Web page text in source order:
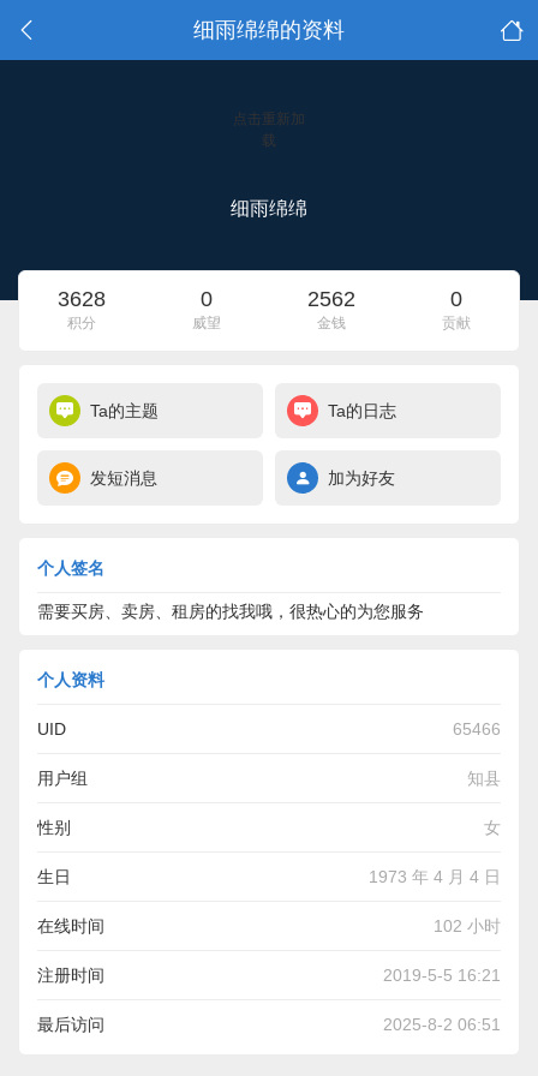
细雨绵绵的资料
点击重新加
载
细雨绵绵
3628
积分
0
威望
2562
金钱
0
贡献
Ta的主题 Ta的日志
发短消息 加为好友
个人签名
需要买房、卖房、租房的找我哦，很热心的为您服务
个人资料
UID 65466
用户组 知县
性别 女
生日 1973 年 4 月 4 日
在线时间 102 小时
注册时间 2019-5-5 16:21
最后访问 2025-8-2 06:51